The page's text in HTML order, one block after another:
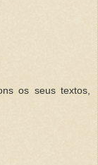
os seus textos,